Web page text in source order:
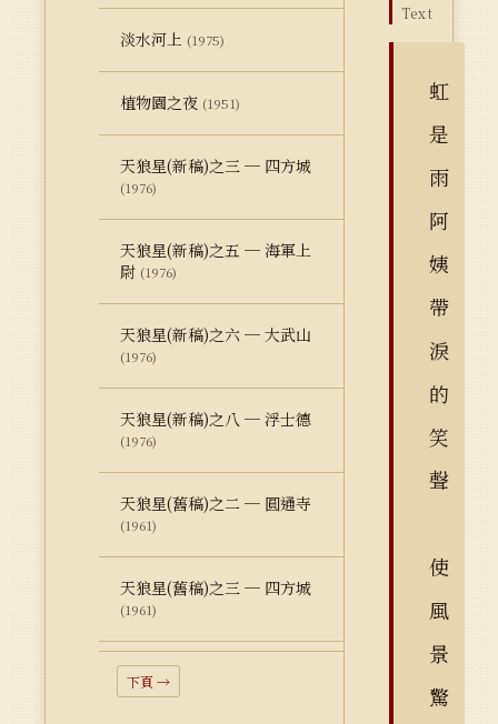
淡水河上 (1975)
植物園之夜 (1951)
天狼星(新稿)之三 ─ 四方城
(1976)
天狼星(新稿)之五 ─ 海軍上
尉 (1976)
天狼星(新稿)之六 ─ 大武山
(1976)
天狼星(新稿)之八 ─ 浮士德
(1976)
天狼星(舊稿)之二 ─ 圓通寺
(1961)
天狼星(舊稿)之三 ─ 四方城
(1961)
下頁 →
Text
虹
是
雨
阿
姨
帶
淚
的
笑
聲
使
風
景
驚